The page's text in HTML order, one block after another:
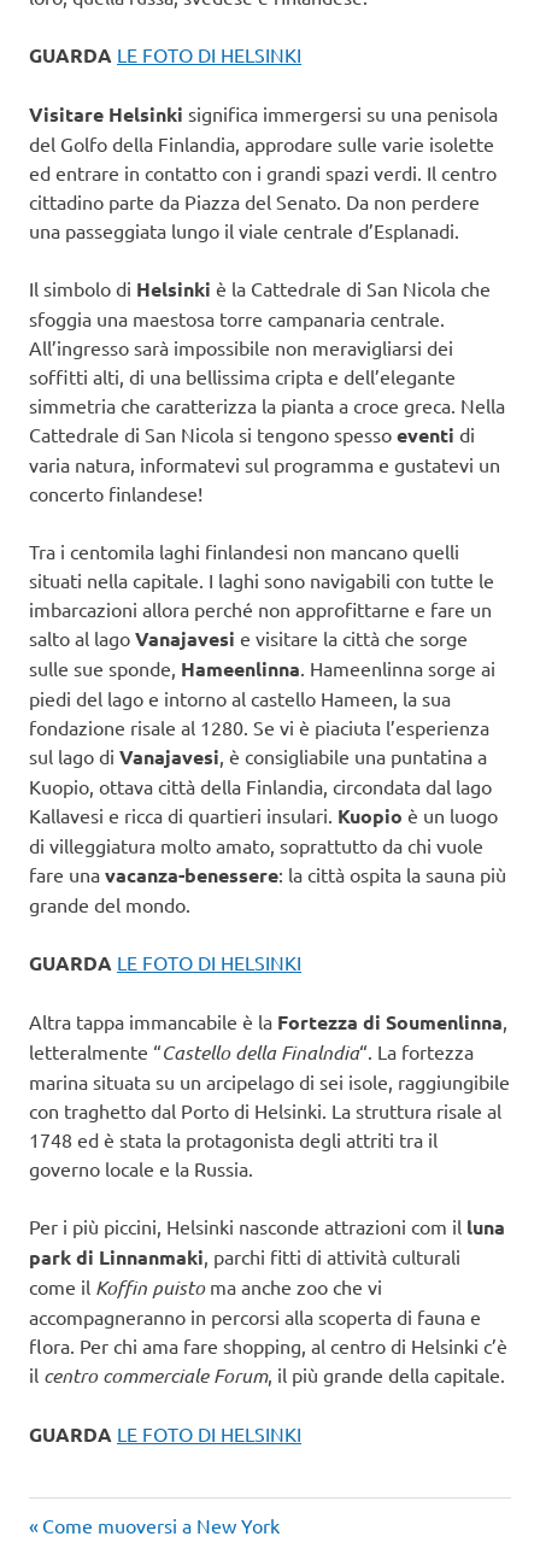
GUARDA LE FOTO DI HELSINKI
Visitare Helsinki significa immergersi su una penisola
del Golfo della Finlandia, approdare sulle varie isolette
ed entrare in contatto con i grandi spazi verdi. Il centro
cittadino parte da Piazza del Senato. Da non perdere
una passeggiata lungo il viale centrale d’Esplanadi.
Il simbolo di Helsinki è la Cattedrale di San Nicola che
sfoggia una maestosa torre campanaria centrale.
All’ingresso sarà impossibile non meravigliarsi dei
soffitti alti, di una bellissima cripta e dell’elegante
simmetria che caratterizza la pianta a croce greca. Nella
Cattedrale di San Nicola si tengono spesso eventi di
varia natura, informatevi sul programma e gustatevi un
concerto finlandese!
Tra i centomila laghi finlandesi non mancano quelli
situati nella capitale. I laghi sono navigabili con tutte le
imbarcazioni allora perché non approfittarne e fare un
salto al lago Vanajavesi e visitare la città che sorge
sulle sue sponde, Hameenlinna. Hameenlinna sorge ai
piedi del lago e intorno al castello Hameen, la sua
fondazione risale al 1280. Se vi è piaciuta l’esperienza
sul lago di Vanajavesi, è consigliabile una puntatina a
Kuopio, ottava città della Finlandia, circondata dal lago
Kallavesi e ricca di quartieri insulari. Kuopio è un luogo
di villeggiatura molto amato, soprattutto da chi vuole
fare una vacanza-benessere: la città ospita la sauna più
grande del mondo.
GUARDA LE FOTO DI HELSINKI
Altra tappa immancabile è la Fortezza di Soumenlinna,
letteralmente “Castello della Finalndia“. La fortezza
marina situata su un arcipelago di sei isole, raggiungibile
con traghetto dal Porto di Helsinki. La struttura risale al
1748 ed è stata la protagonista degli attriti tra il
governo locale e la Russia.
Per i più piccini, Helsinki nasconde attrazioni com il luna
park di Linnanmaki, parchi fitti di attività culturali
come il Koffin puistoma anche zoo che vi
accompagneranno in percorsi alla scoperta di fauna e
flora. Per chi ama fare shopping, al centro di Helsinki c’è
il centro commerciale Forum, il più grande della capitale.
GUARDA LE FOTO DI HELSINKI
Navigazione
Articolo
Come muoversi a New York